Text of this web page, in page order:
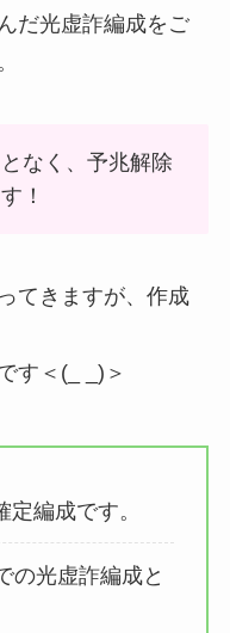
だ光虚詐編成をご
なく、予兆解除
！
てきますが、作成
す＜(_ _)＞
編成です。
の光虚詐編成と